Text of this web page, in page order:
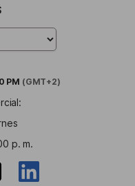
PM (GMT+2)
p. m.